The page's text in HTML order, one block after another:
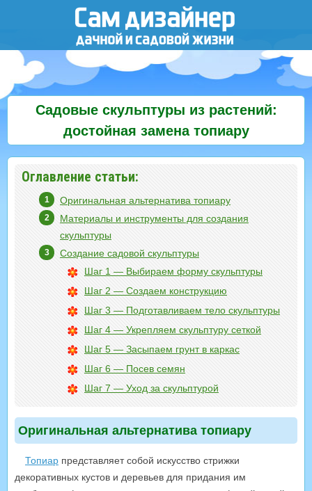
Садовые скульптуры из растений:
достойная замена топиару
Оглавление статьи:
Оригинальная альтернатива топиару
Материалы и инструменты для создания
скульптуры
Создание садовой скульптуры
Шаг 1 — Выбираем форму скульптуры
Шаг 2 — Создаем конструкцию
Шаг 3 — Подготавливаем тело скульптуры
Шаг 4 — Укрепляем скульптуру сеткой
Шаг 5 — Засыпаем грунт в каркас
Шаг 6 — Посев семян
Шаг 7 — Уход за скульптурой
Оригинальная альтернатива топиару
Топиар представляет собой искусство стрижки
декоративных кустов и деревьев для придания им